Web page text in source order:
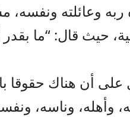
ربه وعائلته ونفسه،
حيث قال: “ما
على أن هناك حقوقا
وأهله، وناسه،